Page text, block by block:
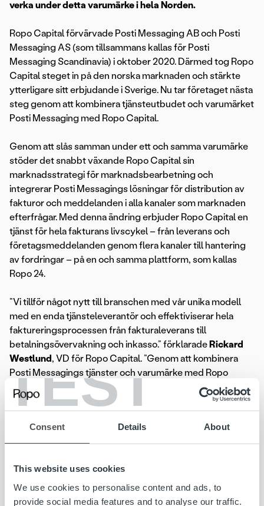
TEST
Consent Details About
This website uses cookies
We use cookies to personalise content and ads, to
provide social media features and to analyse our traffic.
verka under detta varumärke i hela Norden.
Ropo Capital förvärvade Posti Messaging AB och Posti
Messaging AS (som tillsammans kallas för Posti
Messaging Scandinavia) i oktober 2020. Därmed tog Ropo
Capital steget in på den norska marknaden och stärkte
ytterligare sitt erbjudande i Sverige. Nu tar företaget nästa
steg genom att kombinera tjänsteutbudet och varumärket
Posti Messaging med Ropo Capital.
Genom att slås samman under ett och samma varumärke
stöder det snabbt växande Ropo Capital sin
marknadsstrategi för marknadsbearbetning och
integrerar Posti Messagings lösningar för distribution av
fakturor och meddelanden i alla kanaler som marknaden
efterfrågar. Med denna ändring erbjuder Ropo Capital en
tjänst för hela fakturans livscykel – från leverans och
företagsmeddelanden genom flera kanaler till hantering
av fordringar – på en och samma plattform, som kallas
Ropo 24.
”Vi tillför något nytt till branschen med vår unika modell
med en enda tjänsteleverantör och effektiviserar hela
faktureringsprocessen från fakturaleverans till
betalningsövervakning och inkasso.” förklarade Rickard
Westlund, VD för Ropo Capital. ”Genom att kombinera
Posti Messagings tjänster och varumärke med Ropo
Capital, bygger vi upp en stark marknadsposition och
strävar efter att bli marknadsledande inom hantering av
På grund av omprofileringen ändras det tidigare
Messaging AB och Ropo Capital Messaging AS. Kontakt
och faktureringsuppgifter finns på Ropo Capital-
webbplatsernaropocapital.no ochropocapital.se.